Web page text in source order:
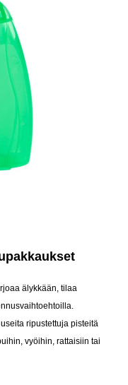
älykkään, tilaa
ripustettuja pisteitä
vyöihin, rattaisiin tai